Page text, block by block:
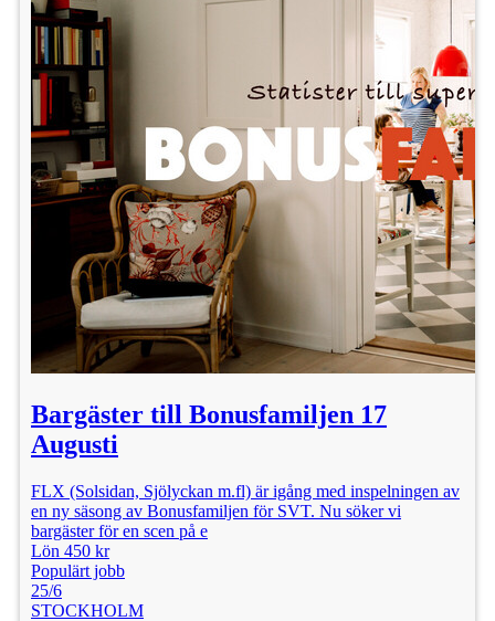
Bargäster till Bonusfamiljen 17
Augusti
FLX (Solsidan, Sjölyckan m.fl) är igång med inspelningen av
en ny säsong av Bonusfamiljen för SVT. Nu söker vi
bargäster för en scen på e
Lön 450 kr
Populärt jobb
25/6
STOCKHOLM